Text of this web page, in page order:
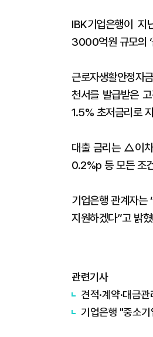
IBK기업은행이
3000억원 규모의 ‘
근로자생활안정자
천서를 발급받은
1.5% 초저금리로
대출 금리는 △이
0.2%p 등 모든 조
기업은행 관계자는
지원하겠다”고 밝
관련기사
견적·계약·대금
기업은행 "중소